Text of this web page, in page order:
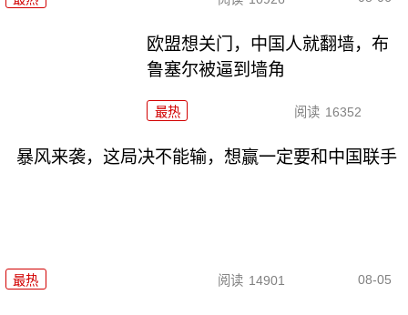
欧盟想关门，中国人就翻墙，布
鲁塞尔被逼到墙角
最热 阅读 16352
暴风来袭，这局决不能输，想赢一定要和中国联手
最热 阅读 14901 08-05